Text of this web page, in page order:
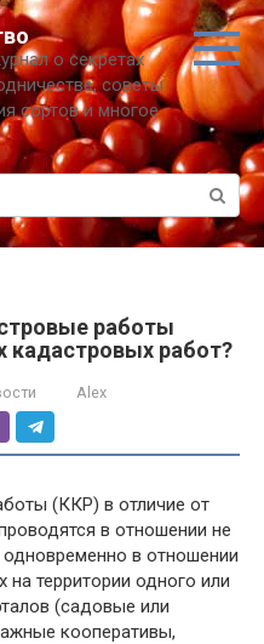
о секретах
советы
сортов и многое
работы
работ?
Alex
(ККР) в отличие от
в отношении не
одновременно в отношении
на территории одного или
(садовые или
кооперативы,